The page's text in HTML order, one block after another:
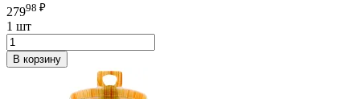
27998 ₽
1 шт
В корзину